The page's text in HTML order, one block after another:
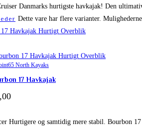
Danmarks hurtigste havkajak! Den
Dette vare har flere varianter.
Hurtigt Overblik
Hurtigt Overblik
North Kayaks
17 Havkajak
Hurtigere og samtidig mere stabil. Bourbon